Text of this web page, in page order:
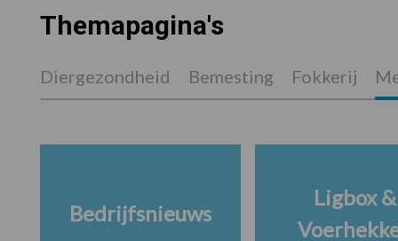
Themapagina's
Diergezondheid Bemesting Fokkerij
Bedrijfsnieuws
Ligbox &